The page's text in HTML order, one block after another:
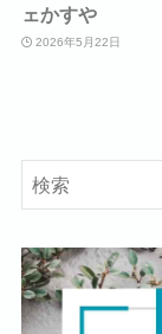
ェかすや
2026年5月22日